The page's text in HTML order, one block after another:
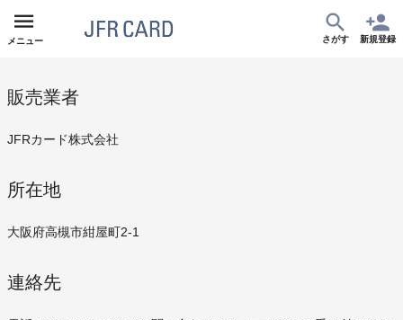
メニュー さがす 新規登録
販売業者
JFRカード株式会社
所在地
大阪府高槻市紺屋町2-1
連絡先